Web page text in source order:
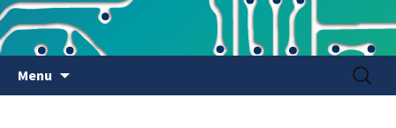
Menu
Search
for: